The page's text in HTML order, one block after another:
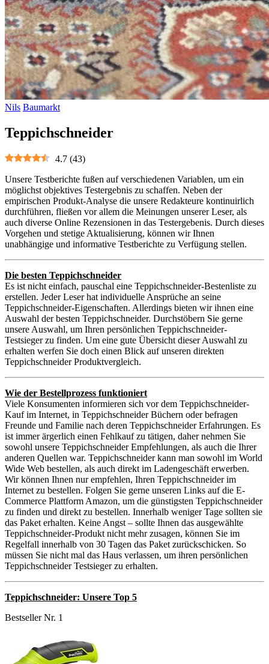
Nils Baumarkt
Teppichschneider
4.7 (43)
Unsere Testberichte fußen auf verschiedenen Variablen, um ein
möglichst objektives Testergebnis zu schaffen. Neben der
empirischen Produkt-Analyse die unsere Redakteure kontinuirlich
durchführen, fließen vor allem die Meinungen unserer Leser, als
auch diverse Online Rezensionen in das Testergebenis. Durch dieses
Vorgehen und stetige Aktualisierung, können wir Ihnen
unabhängige und informative Testberichte zu Verfügung stellen.
Die besten Teppichschneider
Es ist nicht einfach, pauschal eine Teppichschneider-Bestenliste zu
erstellen. Jeder Leser hat individuelle Ansprüche an seine
Teppichschneider-Eigenschaften. Allerdings bieten wir ihnen eine
Auswahl der besten Teppichschneider. Durchstöbern Sie gerne
unsere Auswahl, um Ihren persönlichen Teppichschneider-
Testsieger zu finden. Um eine gute Übersicht dieser Auswahl zu
erhalten werfen Sie doch einen Blick auf unseren direkten
Teppichschneider Produktvergleich.
Wie der Bestellprozess funktioniert
Viele Konsumenten informieren sich vor dem Teppichschneider-
Kauf im Internet, in Teppichschneider Büchern oder befragen
Freunde und Familie nach deren Teppichschneider Erfahrungen. Es
ist immer ärgerlich einen Fehlkauf zu tätigen, daher nehmen Sie
sowohl unsere Teppichschneider Empfehlungen, als auch die Ihrer
anderen Quellen war. Teppichschneider kann man sowohl im World
Wide Web bestellen, als auch direkt im Ladengeschäft erwerben.
Wir können Ihnen nur empfehlen, Ihren Teppichschneider im
Internet zu bestellen. Folgen Sie gerne unseren Links auf die E-
Commerce Plattform Amazon, um die günstigsten Teppichschneider
zu finden und direkt zu bestellen. Innerhalb weniger Tage sollten sie
das Paket erhalten. Keine Angst – sollte Ihnen das ausgewählte
Teppichschneider-Produkt nicht mehr zusagen, können Sie im
Regelfall innerhalb von 30 Tagen das Paket zurückschicken. So
müssen Sie nicht mal das Haus verlassen, um ihren persönlichen
Teppichschneider Testsieger zu erhalten.
Teppichschneider: Unsere Top 5
Bestseller Nr. 1